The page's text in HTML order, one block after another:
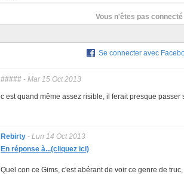
Vous n'êtes pas connecté
Se connecter avec
##### - Mar 15 Oct 2013
c est quand même assez risible, il ferait presque passer
Rebirty - Lun 14 Oct 2013
En réponse à...(cliquez ici)
Quel con ce Gims, c'est abérant de voir ce genre de